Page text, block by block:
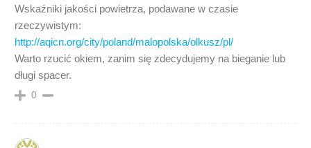
Wskaźniki jakości powietrza, podawane w czasie
rzeczywistym:
http://aqicn.org/city/poland/malopolska/olkusz/pl/
Warto rzucić okiem, zanim się zdecydujemy na bieganie lub
długi spacer.
0